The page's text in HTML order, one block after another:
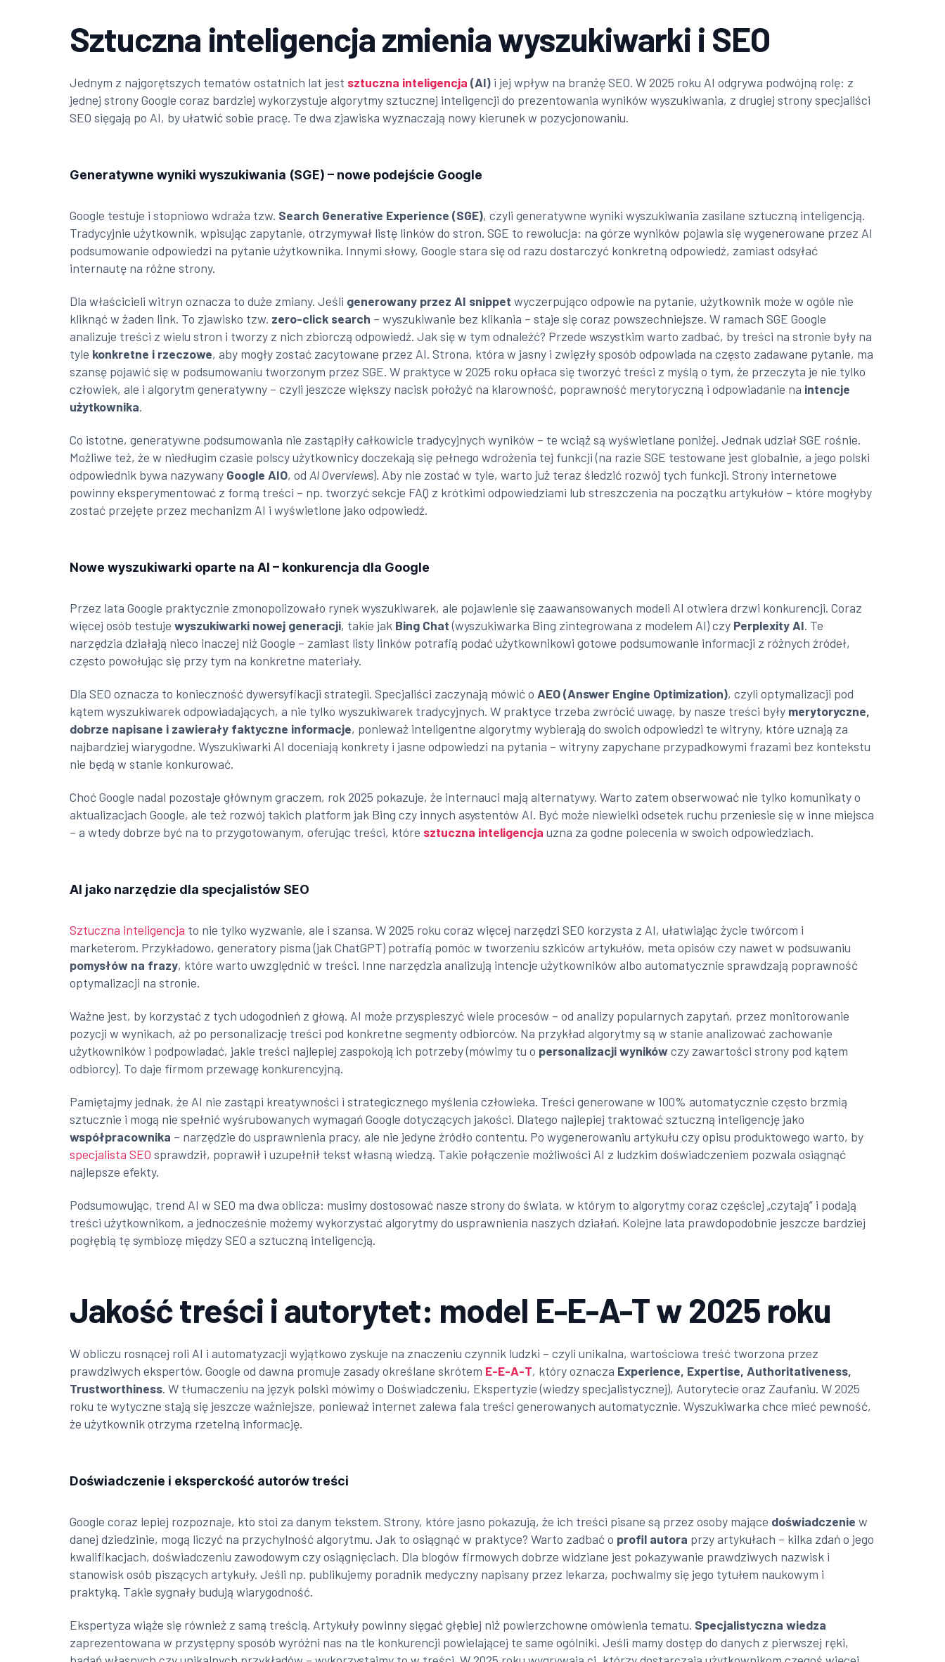
Sztuczna inteligencja zmienia wyszukiwarki i SEO
Jednym z najgorętszych tematów ostatnich lat jest sztuczna inteligencja (AI) i jej wpływ na branżę SEO. W 2025 roku AI odgrywa podwójną rolę: z
jednej strony Google coraz bardziej wykorzystuje algorytmy sztucznej inteligencji do prezentowania wyników wyszukiwania, z drugiej strony specjaliści
SEO sięgają po AI, by ułatwić sobie pracę. Te dwa zjawiska wyznaczają nowy kierunek w pozycjonowaniu.
Generatywne wyniki wyszukiwania (SGE) – nowe podejście Google
Google testuje i stopniowo wdraża tzw. Search Generative Experience (SGE), czyli generatywne wyniki wyszukiwania zasilane sztuczną inteligencją.
Tradycyjnie użytkownik, wpisując zapytanie, otrzymywał listę linków do stron. SGE to rewolucja: na górze wyników pojawia się wygenerowane przez AI
podsumowanie odpowiedzi na pytanie użytkownika. Innymi słowy, Google stara się od razu dostarczyć konkretną odpowiedź, zamiast odsyłać
internautę na różne strony.
Dla właścicieli witryn oznacza to duże zmiany. Jeśli generowany przez AI snippet wyczerpująco odpowie na pytanie, użytkownik może w ogóle nie
kliknąć w żaden link. To zjawisko tzw. zero-click search – wyszukiwanie bez klikania – staje się coraz powszechniejsze. W ramach SGE Google
analizuje treści z wielu stron i tworzy z nich zbiorczą odpowiedź. Jak się w tym odnaleźć? Przede wszystkim warto zadbać, by treści na stronie były na
tyle konkretne i rzeczowe, aby mogły zostać zacytowane przez AI. Strona, która w jasny i zwięzły sposób odpowiada na często zadawane pytanie, ma
szansę pojawić się w podsumowaniu tworzonym przez SGE. W praktyce w 2025 roku opłaca się tworzyć treści z myślą o tym, że przeczyta je nie tylko
człowiek, ale i algorytm generatywny – czyli jeszcze większy nacisk położyć na klarowność, poprawność merytoryczną i odpowiadanie na intencje
użytkownika.
Co istotne, generatywne podsumowania nie zastąpiły całkowicie tradycyjnych wyników – te wciąż są wyświetlane poniżej. Jednak udział SGE rośnie.
Możliwe też, że w niedługim czasie polscy użytkownicy doczekają się pełnego wdrożenia tej funkcji (na razie SGE testowane jest globalnie, a jego polski
odpowiednik bywa nazywany Google AIO, odAI Overviews). Aby nie zostać w tyle, warto już teraz śledzić rozwój tych funkcji. Strony internetowe
powinny eksperymentować z formą treści – np. tworzyć sekcje FAQ z krótkimi odpowiedziami lub streszczenia na początku artykułów – które mogłyby
zostać przejęte przez mechanizm AI i wyświetlone jako odpowiedź.
Nowe wyszukiwarki oparte na AI – konkurencja dla Google
Przez lata Google praktycznie zmonopolizowało rynek wyszukiwarek, ale pojawienie się zaawansowanych modeli AI otwiera drzwi konkurencji. Coraz
więcej osób testujewyszukiwarki nowej generacji, takie jak Bing Chat(wyszukiwarka Bing zintegrowana z modelem AI) czy Perplexity AI. Te
narzędzia działają nieco inaczej niż Google – zamiast listy linków potrafią podać użytkownikowi gotowe podsumowanie informacji z różnych źródeł,
często powołując się przy tym na konkretne materiały.
Dla SEO oznacza to konieczność dywersyfikacji strategii. Specjaliści zaczynają mówić oAEO (Answer Engine Optimization), czyli optymalizacji pod
kątem wyszukiwarek odpowiadających, a nie tylko wyszukiwarek tradycyjnych. W praktyce trzeba zwrócić uwagę, by nasze treści były merytoryczne,
dobrze napisane i zawierały faktyczne informacje, ponieważ inteligentne algorytmy wybierają do swoich odpowiedzi te witryny, które uznają za
najbardziej wiarygodne. Wyszukiwarki AI doceniają konkrety i jasne odpowiedzi na pytania – witryny zapychane przypadkowymi frazami bez kontekstu
nie będą w stanie konkurować.
Choć Google nadal pozostaje głównym graczem, rok 2025 pokazuje, że internauci mają alternatywy. Warto zatem obserwować nie tylko komunikaty o
aktualizacjach Google, ale też rozwój takich platform jak Bing czy innych asystentów AI. Być może niewielki odsetek ruchu przeniesie się w inne miejsca
– a wtedy dobrze być na to przygotowanym, oferując treści, które sztuczna inteligencja uzna za godne polecenia w swoich odpowiedziach.
AI jako narzędzie dla specjalistów SEO
Sztuczna inteligencja to nie tylko wyzwanie, ale i szansa. W 2025 roku coraz więcej narzędzi SEO korzysta z AI, ułatwiając życie twórcom i
marketerom. Przykładowo, generatory pisma (jak ChatGPT) potrafią pomóc w tworzeniu szkiców artykułów, meta opisów czy nawet w podsuwaniu
pomysłów na frazy, które warto uwzględnić w treści. Inne narzędzia analizują intencje użytkowników albo automatycznie sprawdzają poprawność
optymalizacji na stronie.
Ważne jest, by korzystać z tych udogodnień z głową. AI może przyspieszyć wiele procesów – od analizy popularnych zapytań, przez monitorowanie
pozycji w wynikach, aż po personalizację treści pod konkretne segmenty odbiorców. Na przykład algorytmy są w stanie analizować zachowanie
użytkowników i podpowiadać, jakie treści najlepiej zaspokoją ich potrzeby (mówimy tu o personalizacji wynikówczy zawartości strony pod kątem
odbiorcy). To daje firmom przewagę konkurencyjną.
Pamiętajmy jednak, że AI nie zastąpi kreatywności i strategicznego myślenia człowieka. Treści generowane w 100% automatycznie często brzmią
sztucznie i mogą nie spełnić wyśrubowanych wymagań Google dotyczących jakości. Dlatego najlepiej traktować sztuczną inteligencję jako
współpracownika – narzędzie do usprawnienia pracy, ale nie jedyne źródło contentu. Po wygenerowaniu artykułu czy opisu produktowego warto, by
specjalista SEO sprawdził, poprawił i uzupełnił tekst własną wiedzą. Takie połączenie możliwości AI z ludzkim doświadczeniem pozwala osiągnąć
najlepsze efekty.
Podsumowując, trend AI w SEO ma dwa oblicza: musimy dostosować nasze strony do świata, w którym to algorytmy coraz częściej „czytają” i podają
treści użytkownikom, a jednocześnie możemy wykorzystać algorytmy do usprawnienia naszych działań. Kolejne lata prawdopodobnie jeszcze bardziej
pogłębią tę symbiozę między SEO a sztuczną inteligencją.
Jakość treści i autorytet: model E-E-A-T w 2025 roku
W obliczu rosnącej roli AI i automatyzacji wyjątkowo zyskuje na znaczeniu czynnik ludzki – czyli unikalna, wartościowa treść tworzona przez
prawdziwych ekspertów. Google od dawna promuje zasady określane skrótem E-E-A-T, który oznacza Experience, Expertise, Authoritativeness,
Trustworthiness. W tłumaczeniu na język polski mówimy o Doświadczeniu, Ekspertyzie (wiedzy specjalistycznej), Autorytecie oraz Zaufaniu. W 2025
roku te wytyczne stają się jeszcze ważniejsze, ponieważ internet zalewa fala treści generowanych automatycznie. Wyszukiwarka chce mieć pewność,
że użytkownik otrzyma rzetelną informację.
Doświadczenie i eksperckość autorów treści
Google coraz lepiej rozpoznaje, kto stoi za danym tekstem. Strony, które jasno pokazują, że ich treści pisane są przez osoby mające doświadczenie w
danej dziedzinie, mogą liczyć na przychylność algorytmu. Jak to osiągnąć w praktyce? Warto zadbać o profil autora przy artykułach – kilka zdań o jego
kwalifikacjach, doświadczeniu zawodowym czy osiągnięciach. Dla blogów firmowych dobrze widziane jest pokazywanie prawdziwych nazwisk i
stanowisk osób piszących artykuły. Jeśli np. publikujemy poradnik medyczny napisany przez lekarza, pochwalmy się jego tytułem naukowym i
praktyką. Takie sygnały budują wiarygodność.
Ekspertyza wiąże się również z samą treścią. Artykuły powinny sięgać głębiej niż powierzchowne omówienia tematu. Specjalistyczna wiedza
zaprezentowana w przystępny sposób wyróżni nas na tle konkurencji powielającej te same ogólniki. Jeśli mamy dostęp do danych z pierwszej ręki,